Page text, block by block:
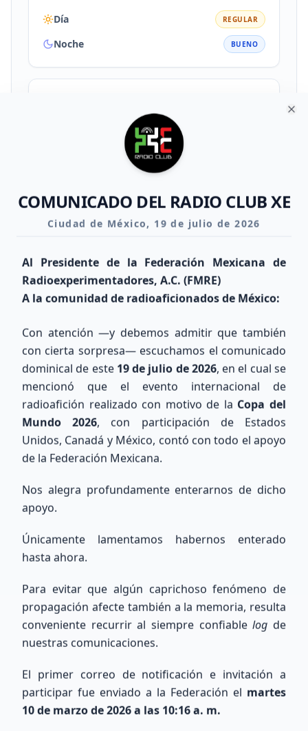
Día REGULAR
Noche BUENO
10.1 - 14.35 MHz
17m-15m
Día REGULAR
Noche POBRE
12m-10m
24.89 - 29.7 MHz
Día POBRE
Noche POBRE
Explora nuestra Área Técnica y Calculadora de Antenas
Búsqueda Internacional
QRZ
Consulta información de indicativos de todo el
mundo utilizando la base de datos de QRZ.com.
COMUNICADO DEL RADIO CLUB XE
Ciudad de México, 19 de julio de 2026
Al Presidente de la Federación Mexicana de
Radioexperimentadores, A.C. (FMRE)
A la comunidad de radioaficionados de México:
Con atención —y debemos admitir que también
con cierta sorpresa— escuchamos el comunicado
dominical de este 19 de julio de 2026, en el cual se
mencionó que el evento internacional de
radioafición realizado con motivo de la Copa del
Mundo 2026, con participación de Estados
Unidos, Canadá y México, contó con todo el apoyo
de la Federación Mexicana.
Nos alegra profundamente enterarnos de dicho
apoyo.
Únicamente lamentamos habernos enterado
hasta ahora.
Para evitar que algún caprichoso fenómeno de
propagación afecte también a la memoria, resulta
conveniente recurrir al siempre confiablelog de
nuestras comunicaciones.
El primer correo de notificación e invitación a
participar fue enviado a la Federación el martes
10 de marzo de 2026 a las 10:16 a. m.